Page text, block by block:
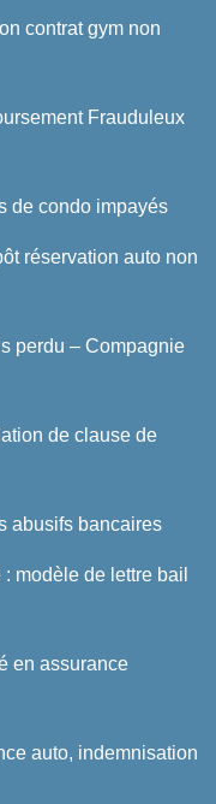
contrat gym non
Frauduleux
de condo impayés
réservation auto non
perdu – Compagnie
de clause de
abusifs bancaires
modèle de lettre bail
en assurance
auto, indemnisation